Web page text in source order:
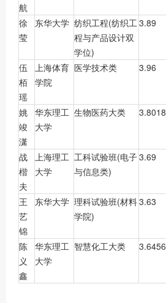
航
徐
莹
东华大学 纺织工程(纺织工
程与产品设计双
学位)
3.89
伍
栢
瑶
上海体育
学院
医学技术类 3.96
姚
竣
潇
华东理工
大学
生物医药大类 3.8018
战
楷
夫
上海理工
大学
工科试验班(电子
与信息类)
3.69
王
艺
锦
东华大学 理科试验班(材料
学院)
3.63
陈
义
鑫
华东理工
大学
智慧化工大类 3.6456